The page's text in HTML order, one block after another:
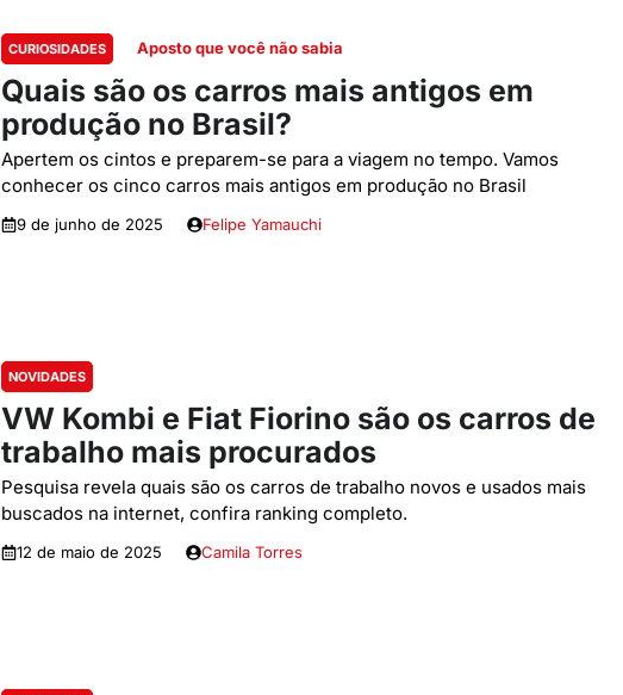
CURIOSIDADES Aposto que você não sabia
Quais são os carros mais antigos em
produção no Brasil?
Apertem os cintos e preparem-se para a viagem no tempo. Vamos
conhecer os cinco carros mais antigos em produção no Brasil
9 de junho de 2025 Felipe Yamauchi
NOVIDADES
VW Kombi e Fiat Fiorino são os carros de
trabalho mais procurados
Pesquisa revela quais são os carros de trabalho novos e usados mais
buscados na internet, confira ranking completo.
12 de maio de 2025 Camila Torres